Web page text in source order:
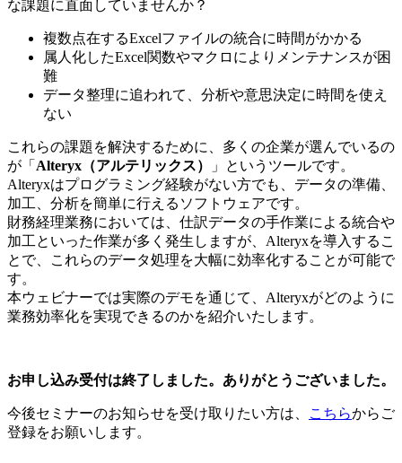
な課題に直面していませんか？
複数点在するExcelファイルの統合に時間がかかる
属人化したExcel関数やマクロによりメンテナンスが困
難
データ整理に追われて、分析や意思決定に時間を使え
ない
これらの課題を解決するために、多くの企業が選んでいるの
が「 Alteryx（アルテリックス）
」というツールです。
Alteryxはプログラミング経験がない方でも、データの準備、
加工、分析を簡単に行えるソフトウェアです。
財務経理業務においては、仕訳データの手作業による統合や
加工といった作業が多く発生しますが、Alteryxを導入するこ
とで、これらのデータ処理を大幅に効率化することが可能で
す。
本ウェビナーでは実際のデモを通じて、Alteryxがどのように
業務効率化を実現できるのかを紹介いたします。
お申し込み受付は終了しました。ありがとうございました。
今後セミナーのお知らせを受け取りたい方は、 こちらからご
登録をお願いします。